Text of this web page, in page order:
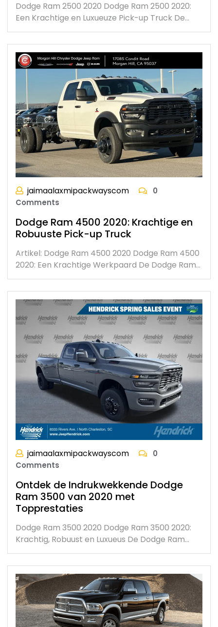
Dodge Ram 2500 2020 Dodge Ram 2500 2020:
Een Krachtige en Luxueuze Pick-up Truck De…
jaimaalaxmipackwayscom
0
Comments
Dodge Ram 4500 2020: Krachtige en
Robuuste Pick-up Truck
Artikel: Dodge Ram 4500 2020 Dodge Ram 4500
2020: Een Krachtige Werkpaard De Dodge Ram…
jaimaalaxmipackwayscom
0
Comments
Ontdek de Indrukwekkende Dodge
Ram 3500 van 2020 met
Topprestaties
Dodge Ram 3500 2020 Dodge Ram 3500 2020:
Krachtig, Robuust en Luxueus De Dodge Ram…